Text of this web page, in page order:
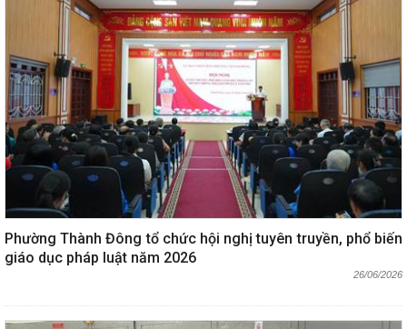
Phường Thành Đông tổ chức hội nghị tuyên truyền, phổ biến
giáo dục pháp luật năm 2026
26/06/2026